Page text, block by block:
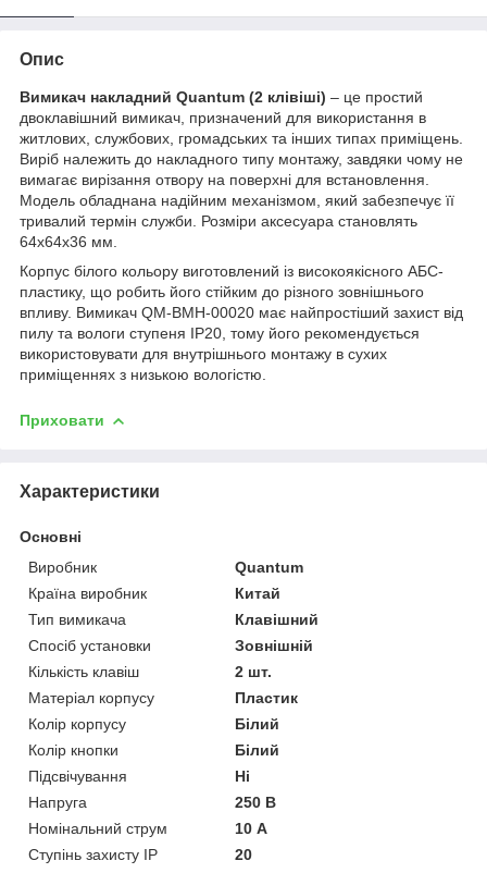
Опис
Вимикач накладний Quantum (2 клівіші) – це простий
двоклавішний вимикач, призначений для використання в
житлових, службових, громадських та інших типах приміщень.
Виріб належить до накладного типу монтажу, завдяки чому не
вимагає вирізання отвору на поверхні для встановлення.
Модель обладнана надійним механізмом, який забезпечує її
тривалий термін служби. Розміри аксесуара становлять
64х64х36 мм.
Корпус білого кольору виготовлений із високоякісного АБС-
пластику, що робить його стійким до різного зовнішнього
впливу. Вимикач QM-ВМН-00020 має найпростіший захист від
пилу та вологи ступеня IP20, тому його рекомендується
використовувати для внутрішнього монтажу в сухих
приміщеннях з низькою вологістю.
Приховати
Характеристики
Основні
Виробник
Quantum
Країна виробник
Китай
Тип вимикача
Клавішний
Спосіб установки
Зовнішній
Кількість клавіш
2 шт.
Матеріал корпусу
Пластик
Колір корпусу
Білий
Колір кнопки
Білий
Підсвічування
Ні
Напруга
250 В
Номінальний струм
10 А
Ступінь захисту IP
20